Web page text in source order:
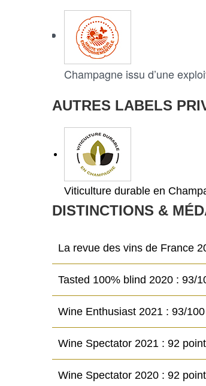
Champagne issu d’une
AUTRES LABELS
Viticulture durable en
DISTINCTIONS &
La revue des vins de France
Tasted 100% blind 2020 : 93/
Wine Enthusiast 2021 : 93/100
Wine Spectator 2021 : 92
Wine Spectator 2020 : 92